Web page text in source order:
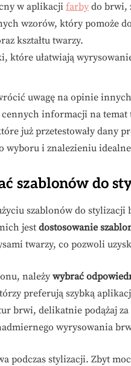
w aplikacji farby do brwi,
wzorów, który pomoże
kształtu twarzy.
które ułatwiają
uwagę na opinie
informacji na temat
już przetestowały dany
wyboru i znalezieniu
szablonów do
szablonów do
jest dostosowanie
twarzy, co pozwoli
należywybrać
preferują szybką
brwi, delikatnie podążaj
wyrysowania
podczas stylizacji. Zbyt